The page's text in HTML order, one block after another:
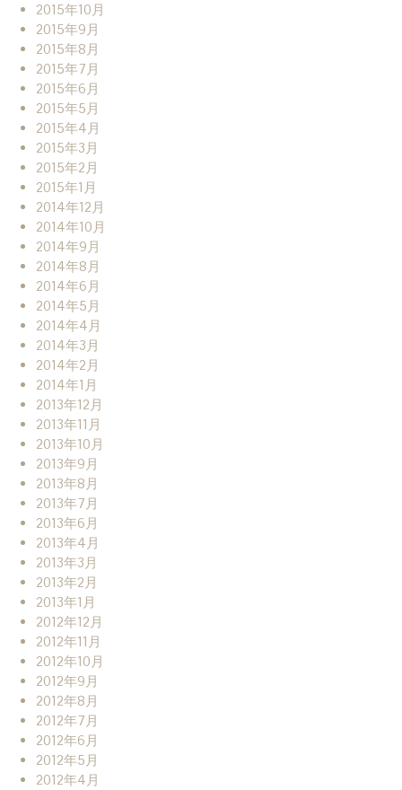
2015年10月
2015年9月
2015年8月
2015年7月
2015年6月
2015年5月
2015年4月
2015年3月
2015年2月
2015年1月
2014年12月
2014年10月
2014年9月
2014年8月
2014年6月
2014年5月
2014年4月
2014年3月
2014年2月
2014年1月
2013年12月
2013年11月
2013年10月
2013年9月
2013年8月
2013年7月
2013年6月
2013年4月
2013年3月
2013年2月
2013年1月
2012年12月
2012年11月
2012年10月
2012年9月
2012年8月
2012年7月
2012年6月
2012年5月
2012年4月